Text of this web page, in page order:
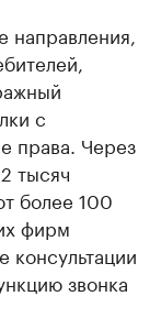
с
права. Через
тысяч
более 100
фирм
консультации
звонка